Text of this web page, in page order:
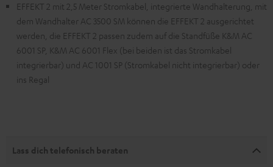
EFFEKT 2 mit 2,5 Meter Stromkabel, integrierte Wandhalterung, mit
dem Wandhalter AC 3500 SM können die EFFEKT 2 ausgerichtet
werden, die EFFEKT 2 passen zudem auf die Standfüße K&M AC
6001 SP, K&M AC 6001 Flex (bei beiden ist das Stromkabel
integrierbar) und AC 1001 SP (Stromkabel nicht integrierbar) oder
ins Regal
Lass dich telefonisch beraten